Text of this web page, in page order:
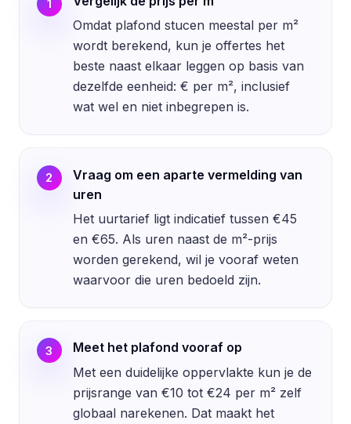
1
Omdat plafond stucen meestal per m²
wordt berekend, kun je offertes het
beste naast elkaar leggen op basis van
dezelfde eenheid: € per m², inclusief
wat wel en niet inbegrepen is.
2
Vraag om een aparte vermelding van
uren
Het uurtarief ligt indicatief tussen €45
en €65. Als uren naast de m²-prijs
worden gerekend, wil je vooraf weten
waarvoor die uren bedoeld zijn.
3
Meet het plafond vooraf op
Met een duidelijke oppervlakte kun je de
prijsrange van €10 tot €24 per m² zelf
globaal narekenen. Dat maakt het